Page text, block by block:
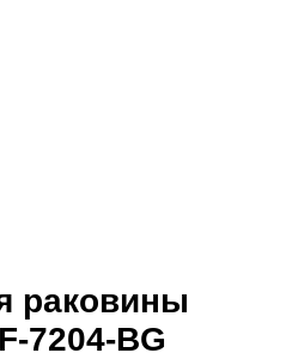
раковины
7204-BG